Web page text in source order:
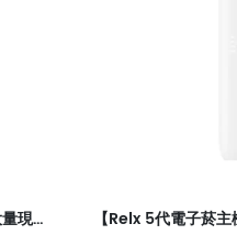
【Relx 5代電子菸主機】皎月銀 大量現貨 悅刻5代幻影霧化器單桿 電量顯示